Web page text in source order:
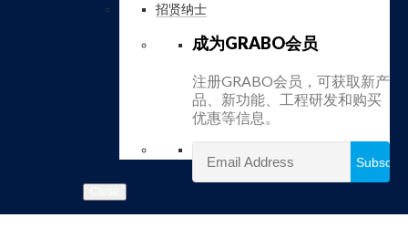
招贤纳士
成为GRABO会员
注册GRABO会员，可获取新产
品、新功能、工程研发和购买
优惠等信息。